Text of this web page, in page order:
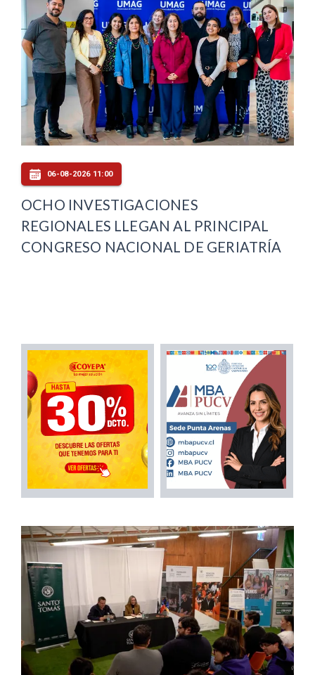
06-08-2026 11:00
OCHO INVESTIGACIONES
REGIONALES LLEGAN AL PRINCIPAL
CONGRESO NACIONAL DE GERIATRÍA